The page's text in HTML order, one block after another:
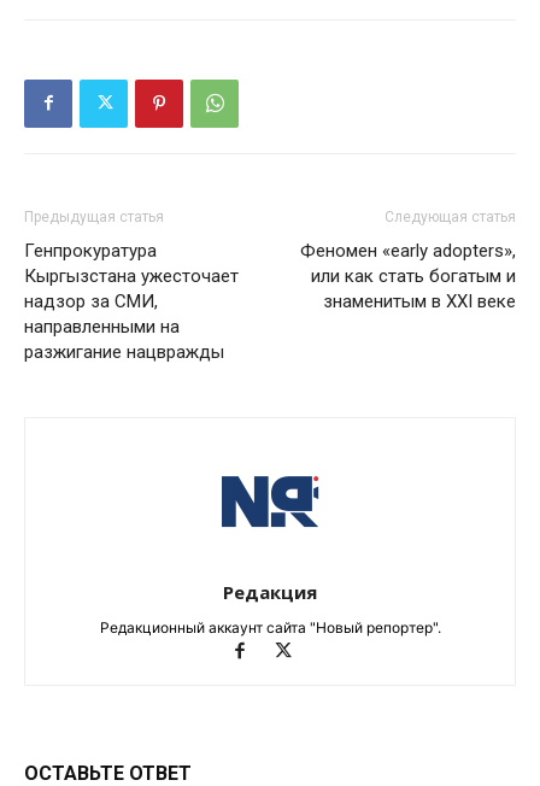
Предыдущая статья
Генпрокуратура
Кыргызстана ужесточает
надзор за СМИ,
направленными на
разжигание нацвражды
Следующая статья
Феномен «early adopters»,
или как стать богатым и
знаменитым в XXI веке
Редакция
Редакционный аккаунт сайта "Новый репортер".
ОСТАВЬТЕ ОТВЕТ